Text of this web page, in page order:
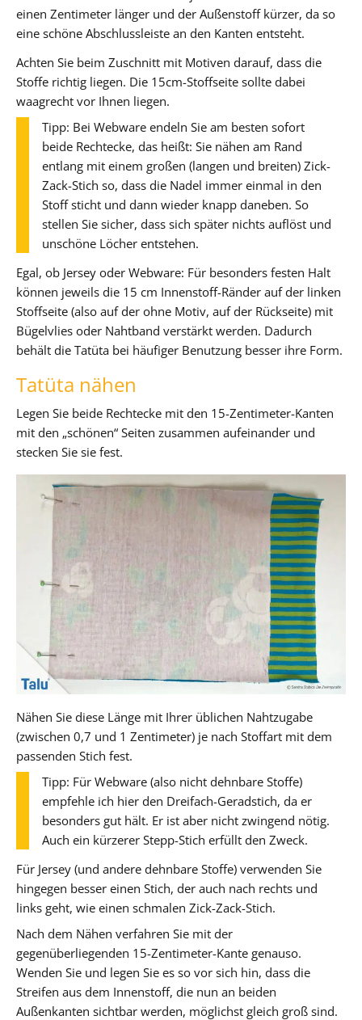
einen Zentimeter länger und der Außenstoff kürzer, da so
eine schöne Abschlussleiste an den Kanten entsteht.
Achten Sie beim Zuschnitt mit Motiven darauf, dass die
Stoffe richtig liegen. Die 15cm-Stoffseite sollte dabei
waagrecht vor Ihnen liegen.
Tipp: Bei Webware endeln Sie am besten sofort
beide Rechtecke, das heißt: Sie nähen am Rand
entlang mit einem großen (langen und breiten) Zick-
Zack-Stich so, dass die Nadel immer einmal in den
Stoff sticht und dann wieder knapp daneben. So
stellen Sie sicher, dass sich später nichts auflöst und
unschöne Löcher entstehen.
Egal, ob Jersey oder Webware: Für besonders festen Halt
können jeweils die 15 cm Innenstoff-Ränder auf der linken
Stoffseite (also auf der ohne Motiv, auf der Rückseite) mit
Bügelvlies oder Nahtband verstärkt werden. Dadurch
behält die Tatüta bei häufiger Benutzung besser ihre Form.
Tatüta nähen
Legen Sie beide Rechtecke mit den 15-Zentimeter-Kanten
mit den „schönen“ Seiten zusammen aufeinander und
stecken Sie sie fest.
Nähen Sie diese Länge mit Ihrer üblichen Nahtzugabe
(zwischen 0,7 und 1 Zentimeter) je nach Stoffart mit dem
passenden Stich fest.
Tipp: Für Webware (also nicht dehnbare Stoffe)
empfehle ich hier den Dreifach-Geradstich, da er
besonders gut hält. Er ist aber nicht zwingend nötig.
Auch ein kürzerer Stepp-Stich erfüllt den Zweck.
Für Jersey (und andere dehnbare Stoffe) verwenden Sie
hingegen besser einen Stich, der auch nach rechts und
links geht, wie einen schmalen Zick-Zack-Stich.
Nach dem Nähen verfahren Sie mit der
gegenüberliegenden 15-Zentimeter-Kante genauso.
Wenden Sie und legen Sie es so vor sich hin, dass die
Streifen aus dem Innenstoff, die nun an beiden
Außenkanten sichtbar werden, möglichst gleich groß sind.